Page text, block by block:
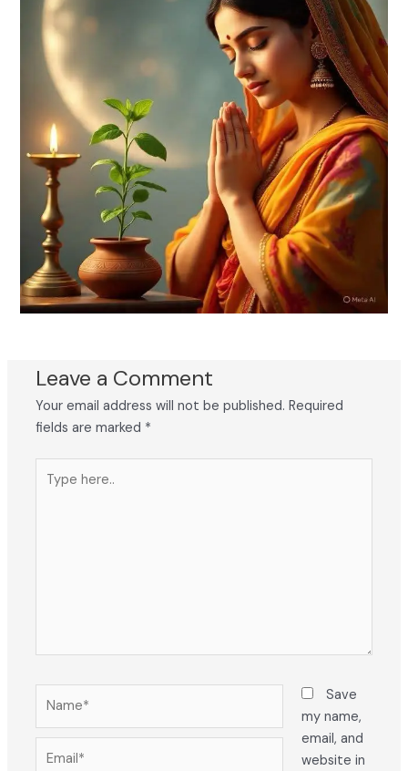
Leave a Comment
Your email address will not be published. Required
fields are marked *
here..
Save
my name,
email, and
website in